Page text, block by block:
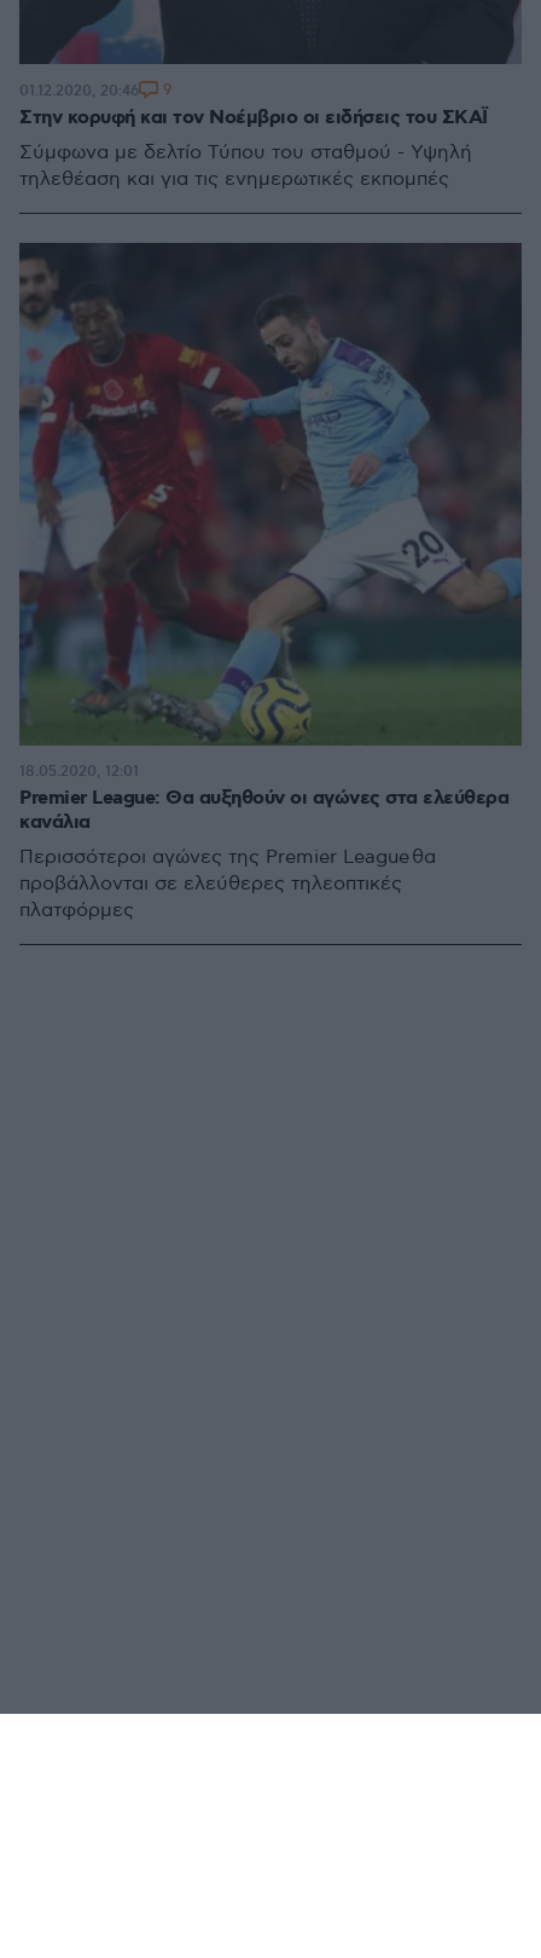
Στην κορυφή και τον Νοέμβριο οι ειδήσεις του ΣΚΑΪ
Σύμφωνα με δελτίο Τύπου του σταθμού - Υψηλή
τηλεθέαση και για τις ενημερωτικές εκπομπές
01.12.2020, 20:46 9
Premier League: Θα αυξηθούν οι αγώνες στα ελεύθερα
κανάλια
Περισσότεροι αγώνες της Premier League θα
προβάλλονται σε ελεύθερες τηλεοπτικές
πλατφόρμες
18.05.2020, 12:01